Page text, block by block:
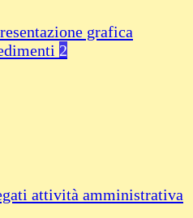
grafica
2
attività amministrativa